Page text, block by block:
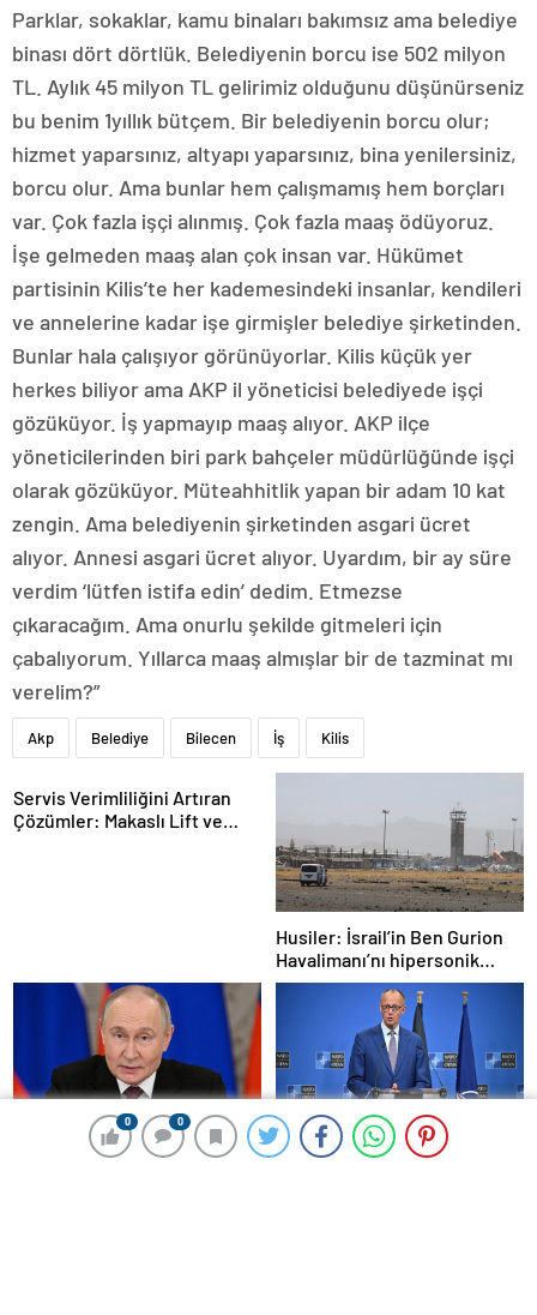
0 0
0 0
Parklar, sokaklar, kamu binaları bakımsız ama belediye
binası dört dörtlük. Belediyenin borcu ise 502 milyon
TL. Aylık 45 milyon TL gelirimiz olduğunu düşünürseniz
bu benim 1yıllık bütçem. Bir belediyenin borcu olur;
hizmet yaparsınız, altyapı yaparsınız, bina yenilersiniz,
borcu olur. Ama bunlar hem çalışmamış hem borçları
var. Çok fazla işçi alınmış. Çok fazla maaş ödüyoruz.
İşe gelmeden maaş alan çok insan var. Hükümet
partisinin Kilis’te her kademesindeki insanlar, kendileri
ve annelerine kadar işe girmişler belediye şirketinden.
Bunlar hala çalışıyor görünüyorlar. Kilis küçük yer
herkes biliyor ama AKP il yöneticisi belediyede işçi
gözüküyor. İş yapmayıp maaş alıyor. AKP ilçe
yöneticilerinden biri park bahçeler müdürlüğünde işçi
olarak gözüküyor. Müteahhitlik yapan bir adam 10 kat
zengin. Ama belediyenin şirketinden asgari ücret
alıyor. Annesi asgari ücret alıyor. Uyardım, bir ay süre
verdim ‘lütfen istifa edin’ dedim. Etmezse
çıkaracağım. Ama onurlu şekilde gitmeleri için
çabalıyorum. Yıllarca maaş almışlar bir de tazminat mı
verelim?”
Akp Belediye Bilecen İş Kilis
Servis Verimliliğini Artıran
Çözümler: Makaslı Lift ve
Husiler: İsrail’in Ben Gurion
Havalimanı’nı hipersonik
füzeyle hedef aldık
Putin’den ateşkes kararı:
Almanya Başbakanı Merz